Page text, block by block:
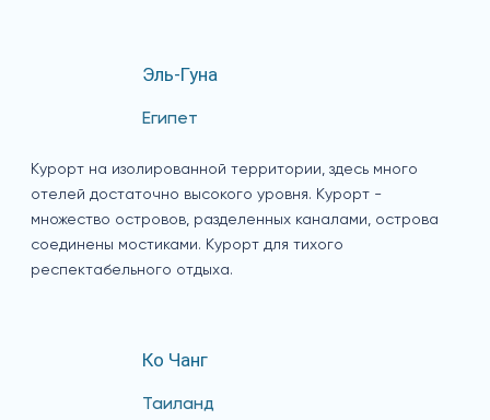
Эль-Гуна
Египет
Курорт на изолированной территории, здесь много
отелей достаточно высокого уровня. Курорт -
множество островов, разделенных каналами, острова
соединены мостиками. Курорт для тихого
респектабельного отдыха.
Ко Чанг
Таиланд